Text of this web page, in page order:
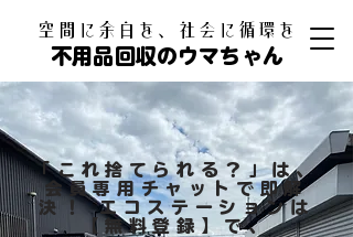
​空間に余白を、社会に循環を
不用品回収のウマちゃん
「これ捨てられる？」は、
会員専用チャットで即解
決！ エコステーションは
【無料登録】で、